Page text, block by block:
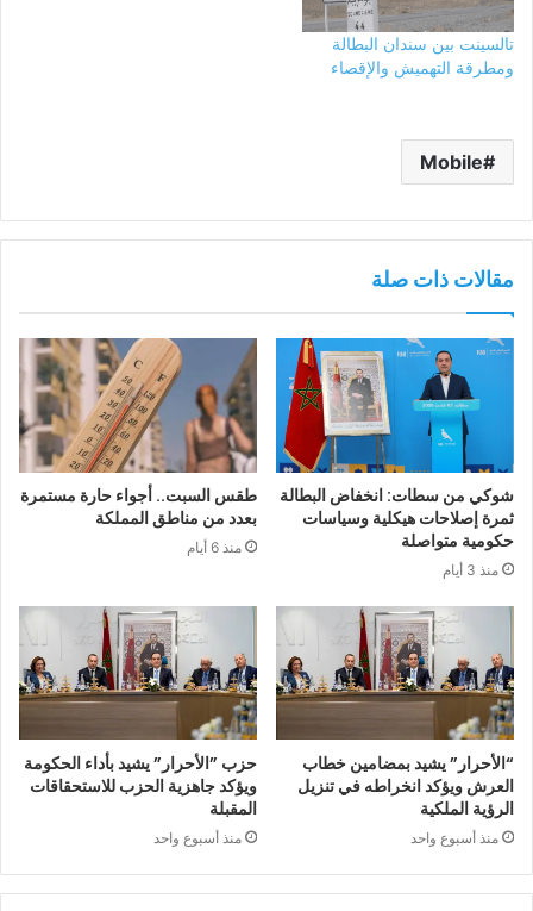
تالسينت بين سندان البطالة
ومطرقة التهميش والإقصاء
Mobile
مقالات ذات صلة
شوكي من سطات: انخفاض البطالة
ثمرة إصلاحات هيكلية وسياسات
حكومية متواصلة
منذ 3 أيام
طقس السبت.. أجواء حارة مستمرة
بعدد من مناطق المملكة
منذ 6 أيام
“الأحرار” يشيد بمضامين خطاب
العرش ويؤكد انخراطه في تنزيل
الرؤية الملكية
منذ أسبوع واحد
حزب ”الأحرار” يشيد بأداء الحكومة
ويؤكد جاهزية الحزب للاستحقاقات
المقبلة
منذ أسبوع واحد